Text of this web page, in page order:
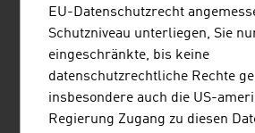
listen
downloads
DOWNLOADS
EU-Datenschutzrecht
Schutzniveau unterliegen, Sie
eingeschränkte, bis keine
datenschutzrechtliche Rechte
insbesondere auch die US-
Regierung Zugang zu diesen